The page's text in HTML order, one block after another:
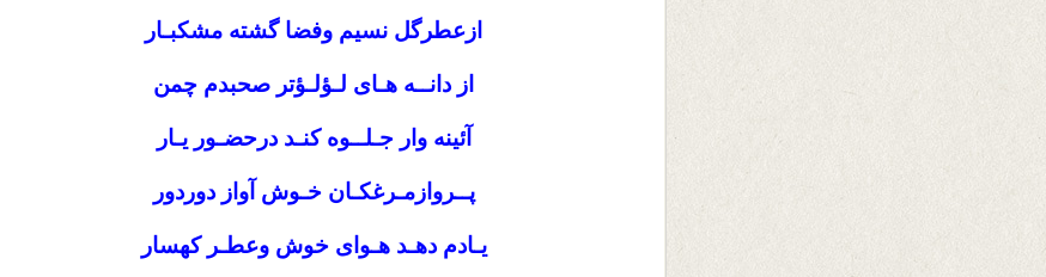
ازعطرگل نسیم وفضا گشته مشکبـار
از دانــه هـای لـؤلـؤتر صحبدم چمن
آئینه وار جـلــوه کنـد درحضـور یـار
پــروازمـرغکـان خـوش آواز دوردور
یـادم دهـد هـوای خوش وعطـر کهسار